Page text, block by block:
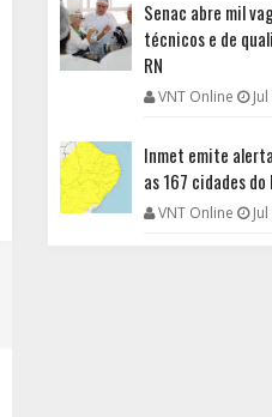
Senac abre mil
técnicos e de
RN
VNT Online Jul
Inmet emite
as 167 cidades
VNT Online Jul